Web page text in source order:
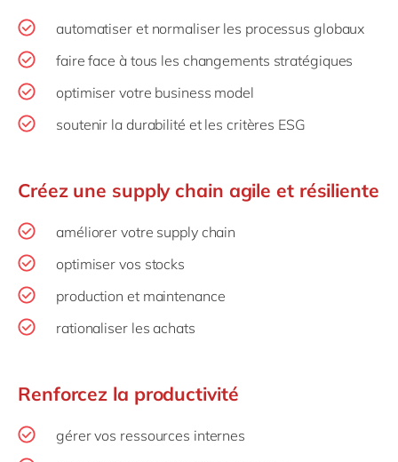
automatiser et normaliser les processus globaux
faire face à tous les changements stratégiques
optimiser votre business model
soutenir la durabilité et les critères ESG
Créez une supply chain agile et résiliente
améliorer votre supply chain
optimiser vos stocks
production et maintenance
rationaliser les achats
Renforcez la productivité
gérer vos ressources internes